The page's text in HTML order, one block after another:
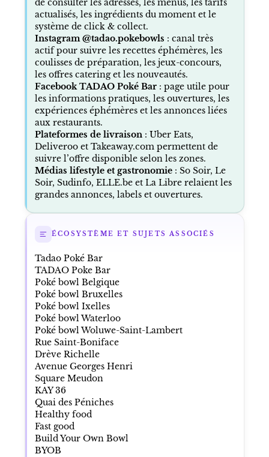
de consulter les adresses, les menus, les tarifs
actualisés, les ingrédients du moment et le
système de click & collect.
Instagram @tadao.pokebowls : canal très
actif pour suivre les recettes éphémères, les
coulisses de préparation, les jeux-concours,
les offres catering et les nouveautés.
Facebook TADAO Poké Bar: page utile pour
les informations pratiques, les ouvertures, les
expériences éphémères et les annonces liées
aux restaurants.
Plateformes de livraison: Uber Eats,
Deliveroo et Takeaway.com permettent de
suivre l’offre disponible selon les zones.
Médias lifestyle et gastronomie: So Soir, Le
Soir, Sudinfo, ELLE.be et La Libre relaient les
grandes annonces, labels et ouvertures.
ÉCOSYSTÈME ET SUJETS ASSOCIÉS
Tadao Poké Bar
TADAO Poke Bar
Poké bowl Belgique
Poké bowl Bruxelles
Poké bowl Ixelles
Poké bowl Waterloo
Poké bowl Woluwe-Saint-Lambert
Rue Saint-Boniface
Drève Richelle
Avenue Georges Henri
Square Meudon
KAY 36
Quai des Péniches
Healthy food
Fast good
Build Your Own Bowl
BYOB